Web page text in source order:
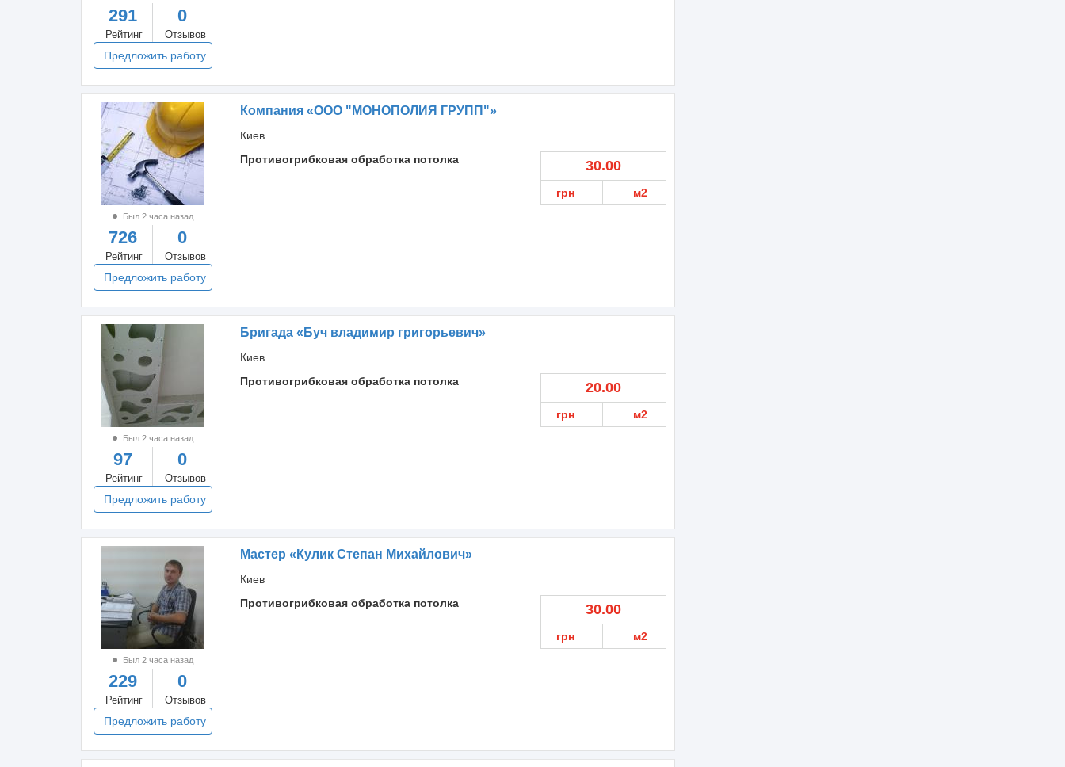
291
Рейтинг
0
Отзывов
Предложить работу
Был 2 часа назад
726
Рейтинг
0
Отзывов
Предложить работу
Компания «ООО "МОНОПОЛИЯ ГРУПП"»
Киев
Противогрибковая обработка потолка
30.00
грн м2
Был 2 часа назад
97
Рейтинг
0
Отзывов
Предложить работу
Бригада «Буч владимир григорьевич»
Киев
Противогрибковая обработка потолка
20.00
грн м2
Был 2 часа назад
229
Рейтинг
0
Отзывов
Предложить работу
Мастер «Кулик Степан Михайлович»
Киев
Противогрибковая обработка потолка
30.00
грн м2